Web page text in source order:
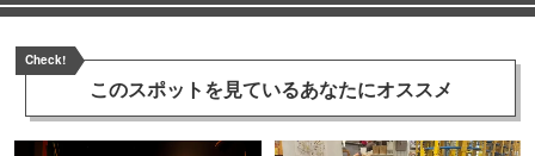
Check!
このスポットを見ているあなたにオススメ